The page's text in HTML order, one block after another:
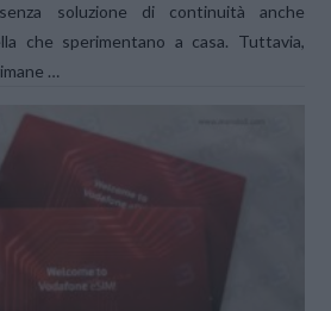
VIEW POST
soluzione di continuità anche
che sperimentano a casa. Tuttavia,
…